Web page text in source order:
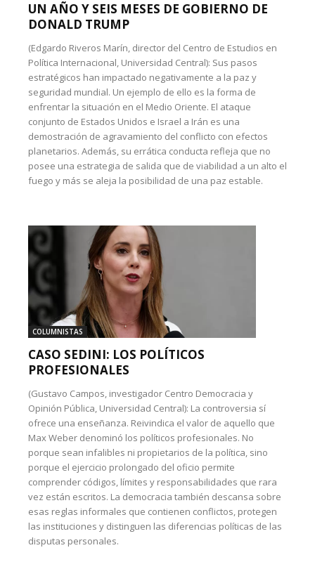
UN AÑO Y SEIS MESES DE GOBIERNO DE
DONALD TRUMP
(Edgardo Riveros Marín, director del Centro de Estudios en
Política Internacional, Universidad Central): Sus pasos
estratégicos han impactado negativamente a la paz y
seguridad mundial. Un ejemplo de ello es la forma de
enfrentar la situación en el Medio Oriente. El ataque
conjunto de Estados Unidos e Israel a Irán es una
demostración de agravamiento del conflicto con efectos
planetarios. Además, su errática conducta refleja que no
posee una estrategia de salida que de viabilidad a un alto el
fuego y más se aleja la posibilidad de una paz estable.
COLUMNISTAS
CASO SEDINI: LOS POLÍTICOS
PROFESIONALES
(Gustavo Campos, investigador Centro Democracia y
Opinión Pública, Universidad Central): La controversia sí
ofrece una enseñanza. Reivindica el valor de aquello que
Max Weber denominó los políticos profesionales. No
porque sean infalibles ni propietarios de la política, sino
porque el ejercicio prolongado del oficio permite
comprender códigos, límites y responsabilidades que rara
vez están escritos. La democracia también descansa sobre
esas reglas informales que contienen conflictos, protegen
las instituciones y distinguen las diferencias políticas de las
disputas personales.